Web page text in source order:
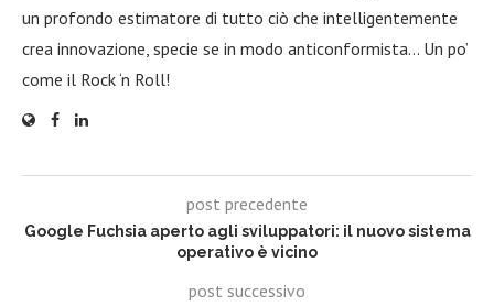
un profondo estimatore di tutto ciò che intelligentemente
crea innovazione, specie se in modo anticonformista… Un po’
come il Rock ‘n Roll!
post precedente
Google Fuchsia aperto agli sviluppatori: il nuovo sistema
operativo è vicino
post successivo